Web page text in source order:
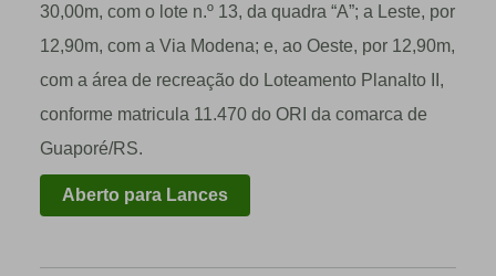
30,00m, com o lote n.º 13, da quadra “A”; a Leste, por
12,90m, com a Via Modena; e, ao Oeste, por 12,90m,
com a área de recreação do Loteamento Planalto II,
conforme matricula 11.470 do ORI da comarca de
Guaporé/RS.
Aberto para Lances